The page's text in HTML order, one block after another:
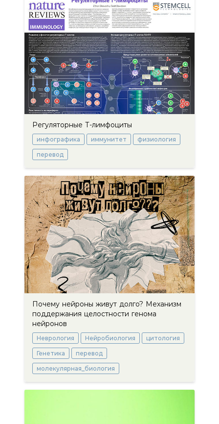
Регуляторные Т-лимфоциты
инфографика иммунитет физиология
перевод
Почему нейроны живут долго? Механизм
поддержания целостности генома
нейронов
Неврология Нейробиология цитология
Генетика перевод
молекулярная_биология